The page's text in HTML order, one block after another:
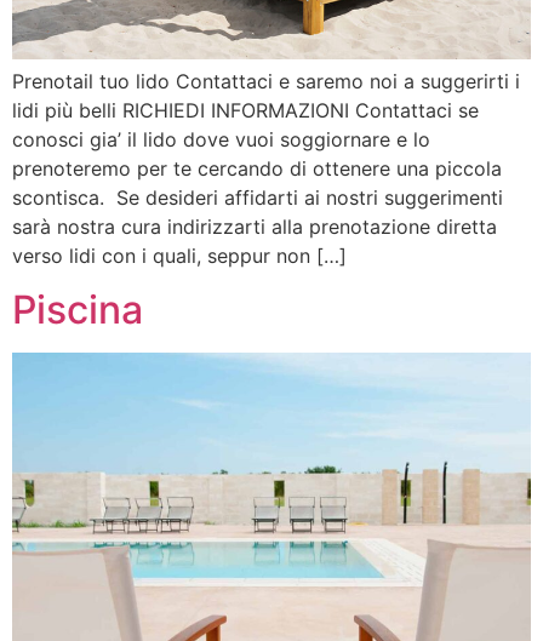
Prenotail tuo lido Contattaci e saremo noi a suggerirti i
lidi più belli RICHIEDI INFORMAZIONI Contattaci se
conosci gia’ il lido dove vuoi soggiornare e lo
prenoteremo per te cercando di ottenere una piccola
scontisca. Se desideri affidarti ai nostri suggerimenti
sarà nostra cura indirizzarti alla prenotazione diretta
verso lidi con i quali, seppur non […]
Piscina